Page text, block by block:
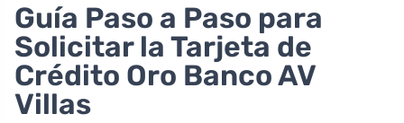
Guía Paso a Paso para
Solicitar la Tarjeta de
Crédito Oro Banco AV
Villas